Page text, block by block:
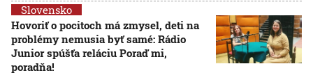
Slovensko
Hovoriť o pocitoch má zmysel, deti na
problémy nemusia byť samé: Rádio
Junior spúšťa reláciu Poraď mi,
poradňa!